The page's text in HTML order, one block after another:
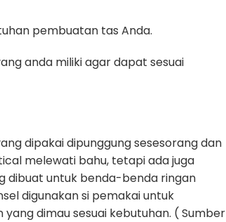
pembuatan tas Anda.
anda miliki agar dapat sesuai
dipakai dipunggung sesesorang dan
melewati bahu, tetapi ada juga
dibuat untuk benda-benda ringan
digunakan si pemakai untuk
dimau sesuai kebutuhan. ( Sumber